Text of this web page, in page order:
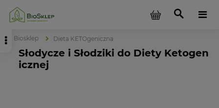
Biosklep Dieta KETOgeniczna
Słodycze i Słodziki do Diety Ketogen
icznej